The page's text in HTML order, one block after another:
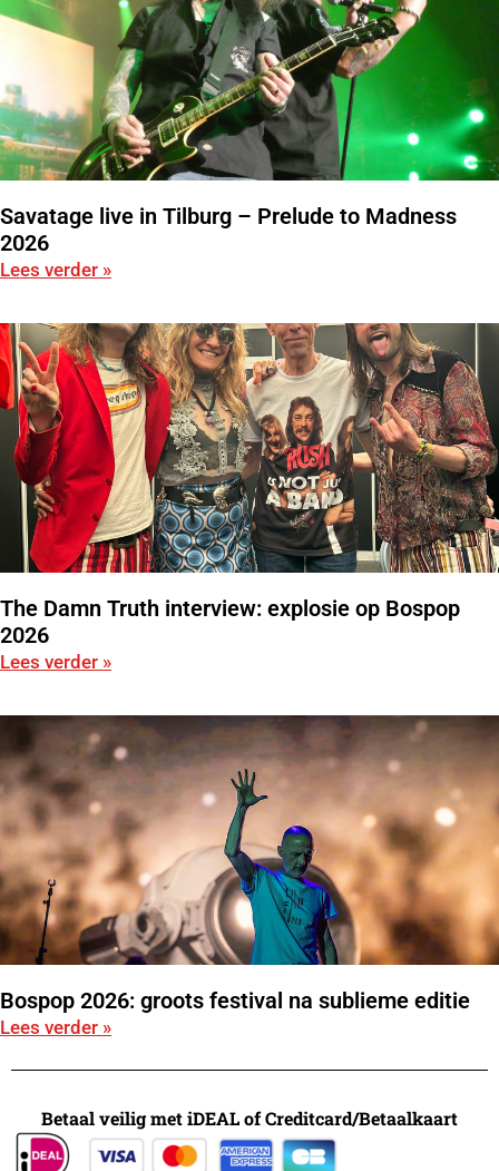
Savatage live in Tilburg – Prelude to Madness
2026
Lees verder »
The Damn Truth interview: explosie op Bospop
2026
Lees verder »
Bospop 2026: groots festival na sublieme editie
Lees verder »
Betaal veilig met iDEAL of Creditcard/Betaalkaart